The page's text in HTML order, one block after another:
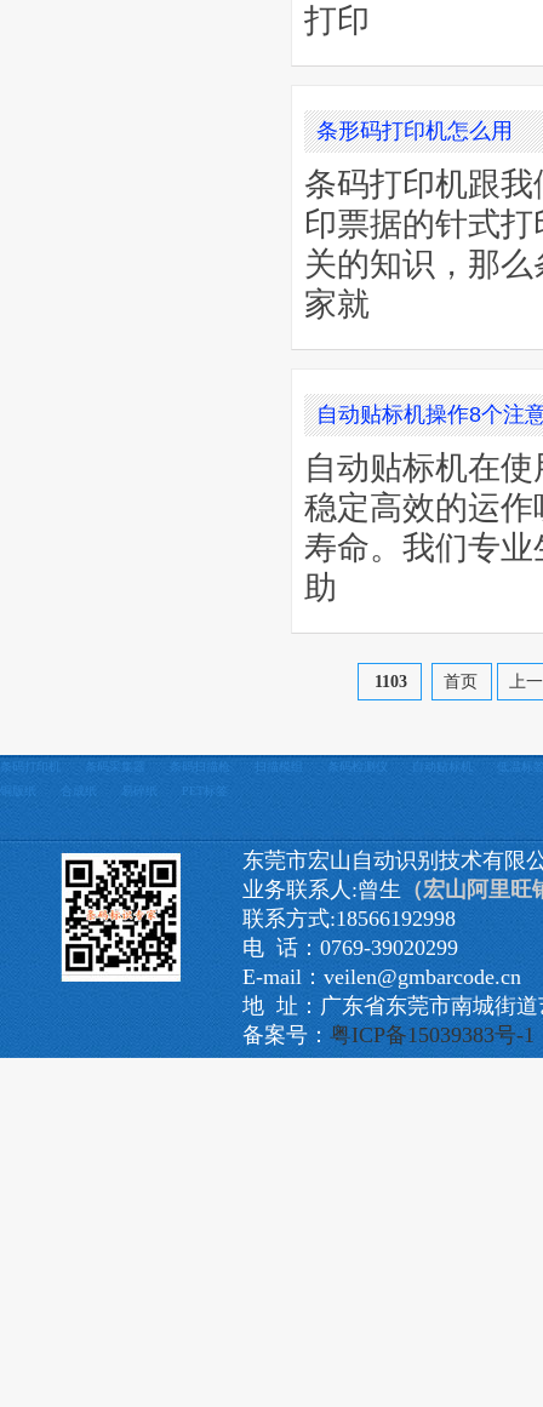
打印
条形码打印机怎么用
条码打印机跟
印票据的针式
关的知识，那
家就
自动贴标机操作8个注
自动贴标机在
稳定高效的运
寿命。我们专
助
1103 首页 上
条码打印机 条码采集器 条码扫描枪 扫描模组 条码检测仪 自动贴标机
低温标
合成纸 PET标签
东莞市宏山自动识别技术有限
业务联系人:曾生 （宏山阿里旺
联系方式:18566192998
电 话：0769-39020299
E-mail：veilen@gmbarcode.cn
地 址：广东省东莞市南城街
备案号： 粤ICP备15039383号-1